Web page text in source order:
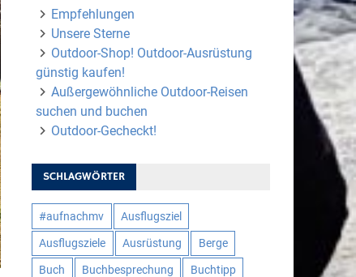
Empfehlungen
Unsere Sterne
Outdoor-Shop! Outdoor-Ausrüstung
günstig kaufen!
Außergewöhnliche Outdoor-Reisen
suchen und buchen
Outdoor-Gecheckt!
SCHLAGWÖRTER
#aufnachmv Ausflugsziel
Ausflugsziele Ausrüstung Berge
Buch Buchbesprechung Buchtipp